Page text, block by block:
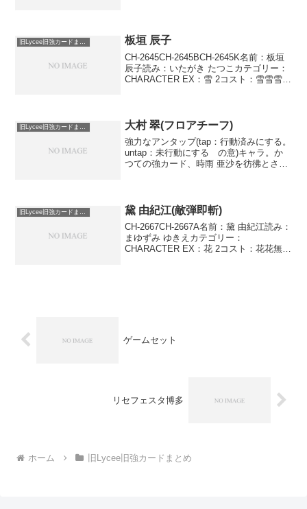
旧Lycee旧強カードまとめ 板垣 辰子
CH-2645CH-2645BCH-2645K名前：板垣
辰子読み：いたがき たつこカテゴリー：
CHARACTER EX：雪 2コスト：雪雪雪登
旧Lycee旧強カードまとめ 大村 翠(フロアチーフ)
強力なアンタップ(tap：行動済みにする。
untap：未行動にする の意)キャラ。か
つての強カード、時雨 亜沙を彷彿とさせ
せん。手...
黛 由紀江(敵弾即斬)
CH-2667CH-2667A名前：黛 由紀江読み：
まゆずみ ゆきえカテゴリー：
CHARACTER EX：花 2コスト：花花無無
ゲームセット
リセフェスタ博多
ホーム 旧Lycee旧強カードまとめ